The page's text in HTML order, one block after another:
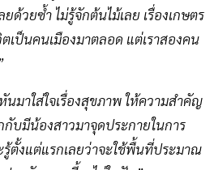
ด้วยซ้ำ ไม่รู้จักต้นไม้เลย เรื่องเกษตร
เป็นคนเมืองมาตลอด แต่เราสองคน
นมาใส่ใจเรื่องสุขภาพ ให้ความสำคัญ
บมีน้องสาวมาจุดประกายในการ
ตั้งแต่แรกเลยว่าจะใช้พื้นที่ประมาณ